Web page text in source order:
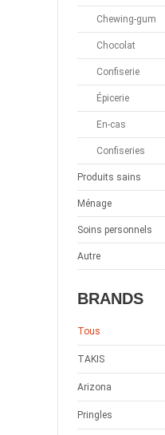
Chewing-gum
Chocolat
Confiserie
Épicerie
En-cas
Confiseries
Produits sains
Ménage
Soins personnels
Autre
BRANDS
Tous
TAKIS
Arizona
Pringles